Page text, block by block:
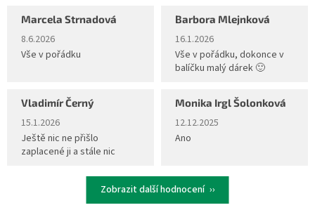
Marcela Strnadová
Hodnocení obchodu je 5 z 5 hvězdiček.
8.6.2026
Vše v pořádku
Barbora Mlejnková
Hodnocení obchodu je 5 z 5
16.1.2026
Vše v pořádku, dokonce v
balíčku malý dárek 🙂
Vladimír Černý
Hodnocení obchodu je 5 z 5 hvězdiček.
15.1.2026
Ještě nic ne přišlo
zaplacené ji a stále nic
Monika Irgl Šolonková
Hodnocení obchodu je 5 z 5
12.12.2025
Ano
Zobrazit další hodnocení